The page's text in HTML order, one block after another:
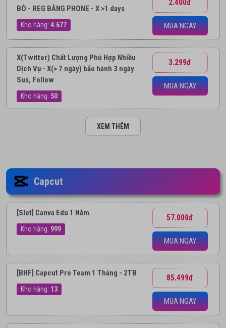
BÒ - REG BẰNG PHONE - X >1 days
Kho hàng: 4.677
2.400đ
MUA NGAY
X(Twitter) Chất Lượng Phù Hợp Nhiều
Dịch Vụ - X(> 7 ngày) bảo hành 3 ngày
Sus, Follow
Kho hàng: 50
3.299đ
MUA NGAY
XEM THÊM
Capcut
[Slot] Canva Edu 1 Năm
Kho hàng: 999
57.000đ
MUA NGAY
[BHF] Capcut Pro Team 1 Tháng - 2TB
Kho hàng: 13
85.499đ
MUA NGAY